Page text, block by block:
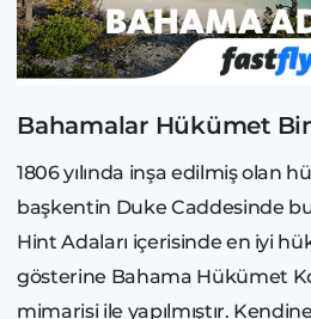
Bahamalar Hükümet
1806 yılında inşa edilmiş olan
başkentin Duke Caddesinde
Hint Adaları içerisinde en iyi
gösterine Bahama Hükümet
mimarisi ile yapılmıştır.